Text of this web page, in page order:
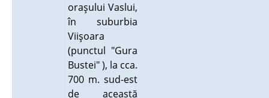
oraşului Vaslui,
în suburbia
Viişoara
(punctul "Gura
Bustei" ), la cca.
700 m. sud-est
de această